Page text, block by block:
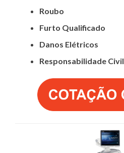
Roubo
Furto Qualificado
Danos Elétricos
Responsabilidade Civil